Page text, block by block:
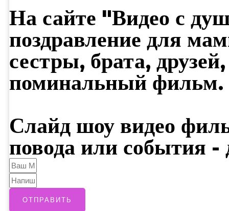
На сайте "Видео с
поздравление для
сестры, брата,
поминальный фильм.
Слайд шоу видео
повода или события
ОТПРАВИТЬ